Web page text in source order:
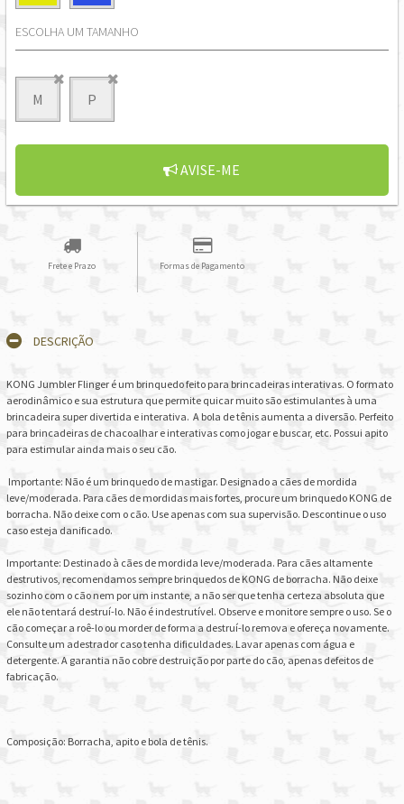
ESCOLHA UM TAMANHO
M P
AVISE-ME
Frete e Prazo Formas de Pagamento
DESCRIÇÃO
KONG Jumbler Flinger é um brinquedo feito para brincadeiras interativas. O formato
aerodinâmico e sua estrutura que permite quicar muito são estimulantes à uma
brincadeira super divertida e interativa. A bola de tênis aumenta a diversão. Perfeito
para brincadeiras de chacoalhar e interativas como jogar e buscar, etc. Possui apito
para estimular ainda mais o seu cão.
Importante: Não é um brinquedo de mastigar. Designado a cães de mordida
leve/moderada. Para cães de mordidas mais fortes, procure um brinquedo KONG de
borracha. Não deixe com o cão. Use apenas com sua supervisão. Descontinue o uso
caso esteja danificado.
Importante: Destinado à cães de mordida leve/moderada. Para cães altamente
destrutivos, recomendamos sempre brinquedos de KONG de borracha. Não deixe
sozinho com o cão nem por um instante, a não ser que tenha certeza absoluta que
ele não tentará destruí-lo. Não é indestrutível. Observe e monitore sempre o uso. Se o
cão começar a roê-lo ou morder de forma a destruí-lo remova e ofereça novamente.
Consulte um adestrador caso tenha dificuldades. Lavar apenas com água e
detergente. A garantia não cobre destruição por parte do cão, apenas defeitos de
fabricação.
Composição: Borracha, apito e bola de tênis.